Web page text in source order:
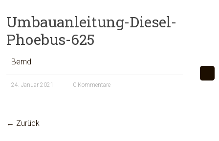
Umbauanleitung-Diesel-
Phoebus-625
Bernd
24. Januar 2021 0 Kommentare
← Zurück